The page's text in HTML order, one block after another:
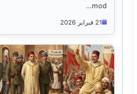
mod...
21 فبراير 2026